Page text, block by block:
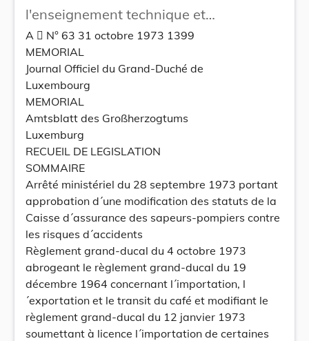
l'enseignement technique et
professionnel.
A  N° 63 31 octobre 1973 1399
MEMORIAL
Journal Officiel du Grand-Duché de
Luxembourg
MEMORIAL
Amtsblatt des Großherzogtums
Luxemburg
RECUEIL DE LEGISLATION
SOMMAIRE
Arrêté ministériel du 28 septembre 1973 portant
approbation d´une modification des statuts de la
Caisse d´assurance des sapeurs-pompiers contre
les risques d´accidents
Règlement grand-ducal du 4 octobre 1973
abrogeant le règlement grand-ducal du 19
décembre 1964 concernant l´importation, l
´exportation et le transit du café et modifiant le
règlement grand-ducal du 12 janvier 1973
soumettant à licence l´importation de certaines